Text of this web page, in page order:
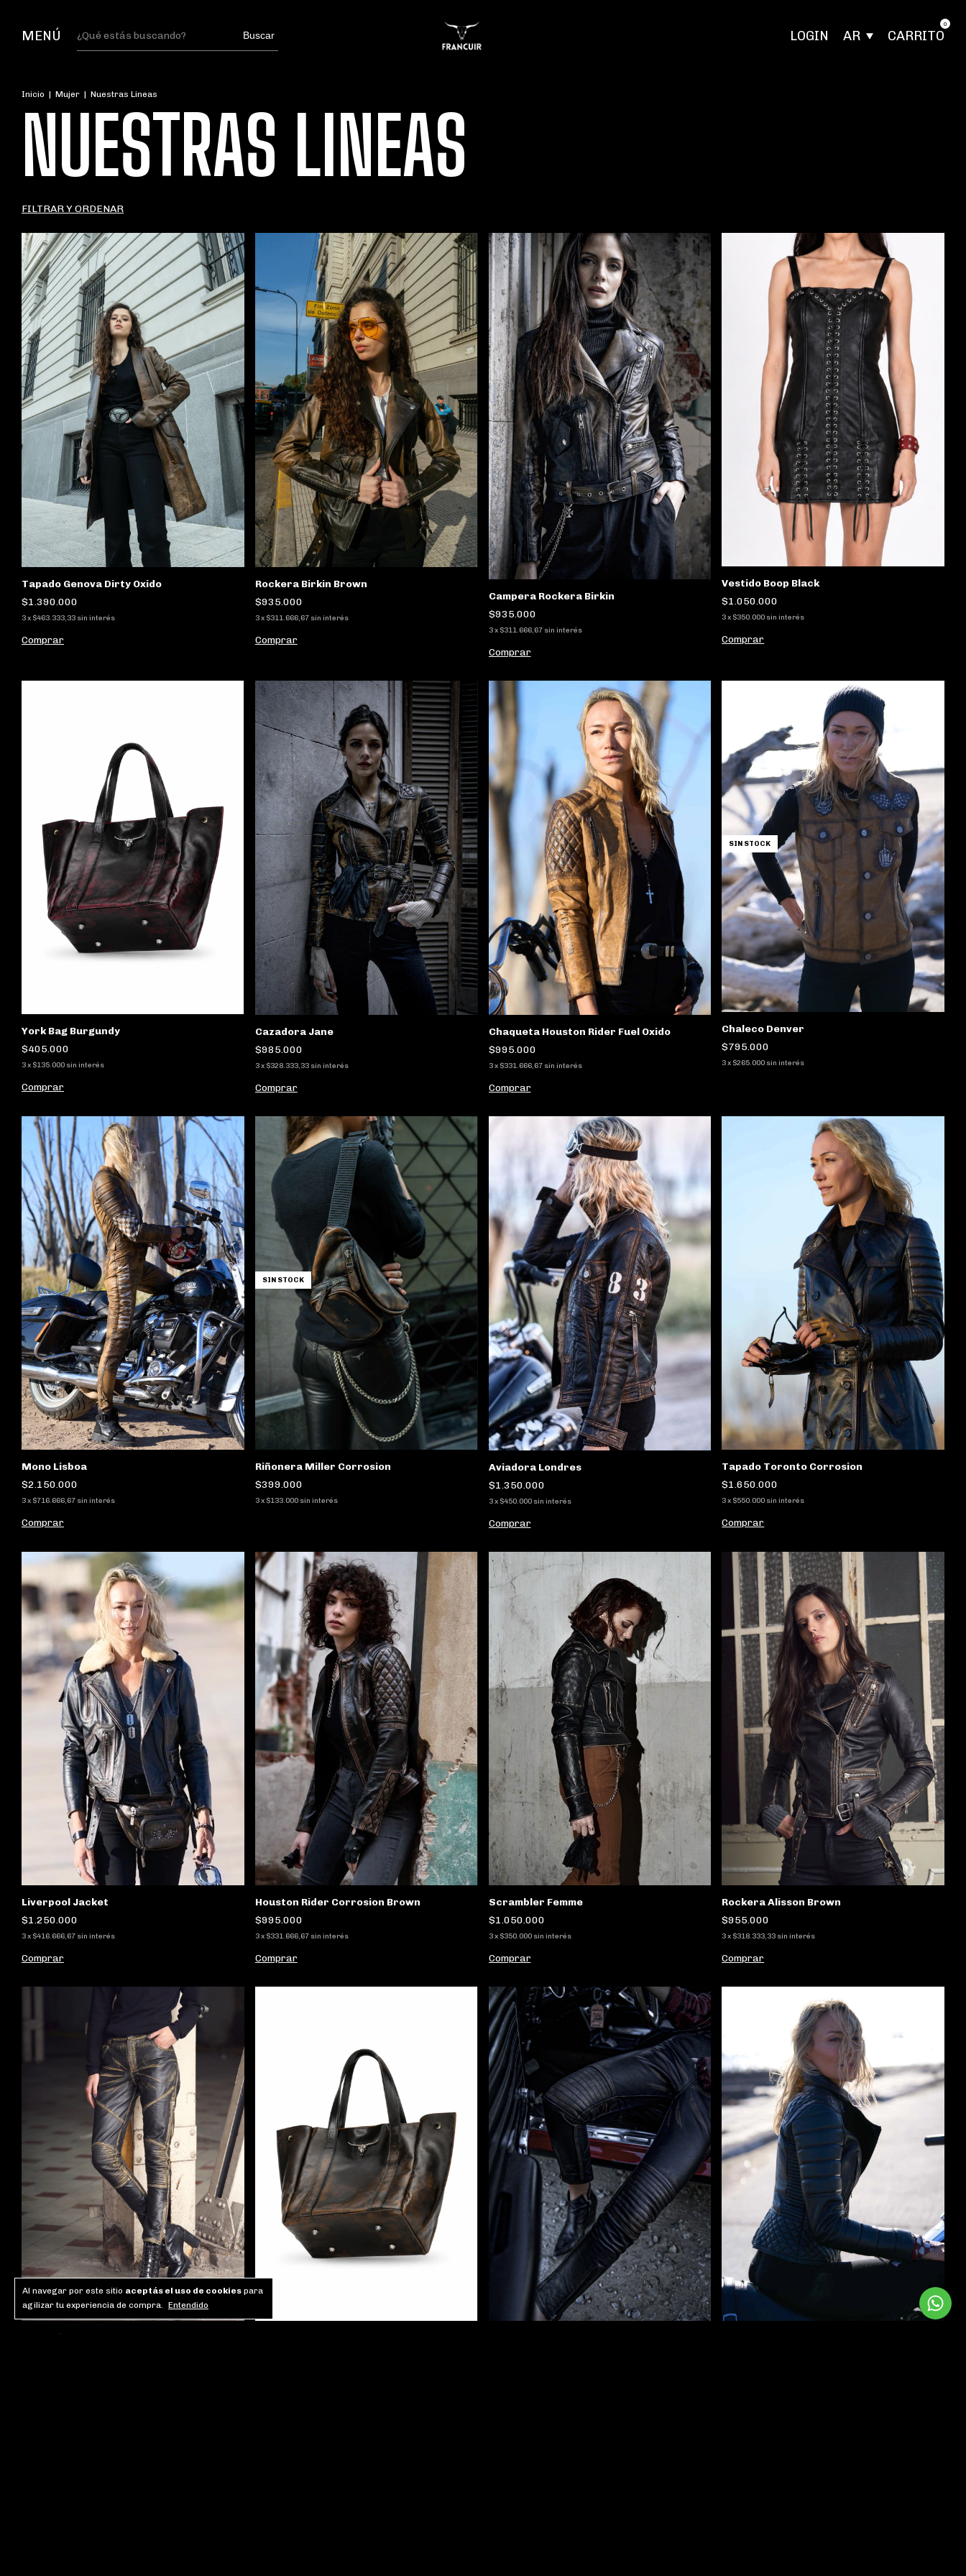
MENÚ Buscar AR
LOGIN CARRITO
0
Al navegar por este sitio aceptás el uso de cookies para
agilizar tu experiencia de compra. Entendido
Inicio | Mujer | Nuestras Lineas
NUESTRAS LINEAS
FILTRAR Y ORDENAR
Tapado Genova Dirty Oxido
$1.390.000
3x $463.333,33 sin interés
Comprar
Rockera Birkin Brown
$935.000
3x $311.666,67 sin interés
Comprar
Campera Rockera Birkin
$935.000
3 x $311.666,67 sin interés
Comprar
Vestido Boop Black
$1.050.000
3x $350.000 sin interés
Comprar
York Bag Burgundy
$405.000
3x $135.000 sin interés
Comprar
Cazadora Jane
$985.000
3x $328.333,33 sin interés
Comprar
Chaqueta Houston Rider Fuel Oxido
$995.000
3 x $331.666,67 sin interés
Comprar
SIN STOCK
Chaleco Denver
$795.000
3x $265.000 sin interés
Mono Lisboa
$2.150.000
3x $716.666,67 sin interés
Comprar
SIN STOCK
Riñonera Miller Corrosion
$399.000
3x $133.000 sin interés
Aviadora Londres
$1.350.000
3 x $450.000 sin interés
Comprar
Tapado Toronto Corrosion
$1.650.000
3x $550.000 sin interés
Comprar
Liverpool Jacket
$1.250.000
3x $416.666,67 sin interés
Comprar
Houston Rider Corrosion Brown
$995.000
3x $331.666,67 sin interés
Comprar
Scrambler Femme
$1.050.000
3 x $350.000 sin interés
Comprar
Rockera Alisson Brown
$955.000
3x $318.333,33 sin interés
Comprar
Pantalón Oslo